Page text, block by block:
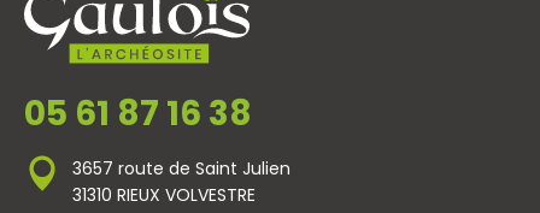
05 61 87 16 38
3657 route de Saint Julien
31310 RIEUX VOLVESTRE